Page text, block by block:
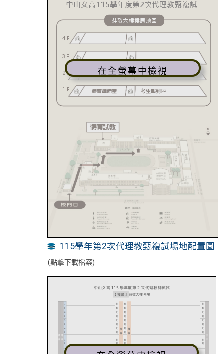
在全螢幕中檢視
115學年第2次代理教甄複試場地配置圖
(點擊下載檔案)